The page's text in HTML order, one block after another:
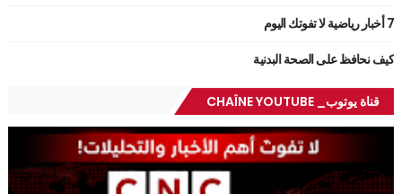
7 أخبار رياضية لا تفوتك اليوم
كيف نحافظ على الصحة البدنية
قناة يوتوب_ CHAÎNE YOUTUBE